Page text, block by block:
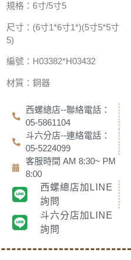
規格：6寸/5寸5
尺寸：(6寸1*6寸1*)(5寸5*5寸
5)
編號：H03382*H03432
材質：銅器
西螺總店--聯絡電話：
05-5861104
斗六分店--連絡電話：
05-5224099
客服時間 AM 8:30~ PM
8:00
西螺總店加LINE
詢問
斗六分店加LINE
詢問